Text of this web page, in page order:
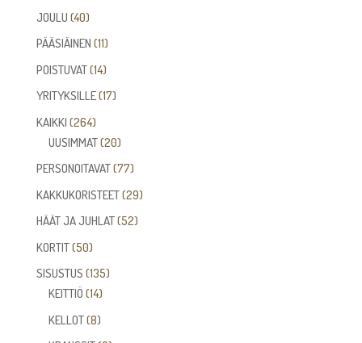
JOULU 4040
tuotetta
PÄÄSIÄINEN 1111
tuotetta
POISTUVAT 1414
tuotetta
YRITYKSILLE 1717
KAIKKI 264264
tuotetta
UUSIMMAT 2020
tuotetta
PERSONOITAVAT 7777
tuotetta
KAKKUKORISTEET 2929
HÄÄT JA JUHLAT 5252
KORTIT 5050
tuotetta
SISUSTUS 135135
KEITTIÖ 1414
tuotetta
KELLOT 88
tuotetta